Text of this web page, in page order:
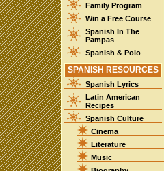
Family Program
Win a Free Course
Spanish In The
Pampas
Spanish & Polo
SPANISH RESOURCES
Spanish Lyrics
Latin American
Recipes
Spanish Culture
Cinema
Literature
Music